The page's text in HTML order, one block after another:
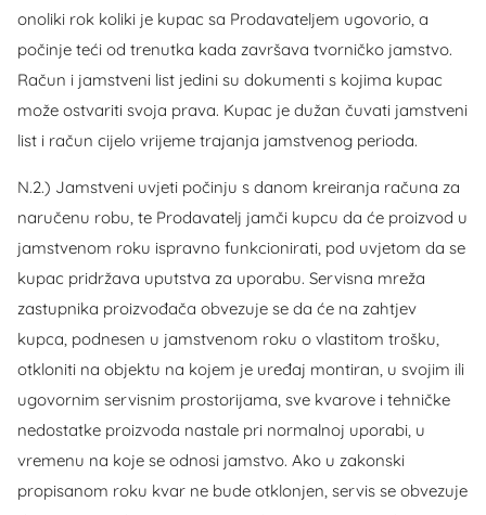
onoliki rok koliki je kupac sa Prodavateljem ugovorio, a
počinje teći od trenutka kada završava tvorničko jamstvo.
Račun i jamstveni list jedini su dokumenti s kojima kupac
može ostvariti svoja prava. Kupac je dužan čuvati jamstveni
list i račun cijelo vrijeme trajanja jamstvenog perioda.
N.2.) Jamstveni uvjeti počinju s danom kreiranja računa za
naručenu robu, te Prodavatelj jamči kupcu da će proizvod u
jamstvenom roku ispravno funkcionirati, pod uvjetom da se
kupac pridržava uputstva za uporabu. Servisna mreža
zastupnika proizvođača obvezuje se da će na zahtjev
kupca, podnesen u jamstvenom roku o vlastitom trošku,
otkloniti na objektu na kojem je uređaj montiran, u svojim ili
ugovornim servisnim prostorijama, sve kvarove i tehničke
nedostatke proizvoda nastale pri normalnoj uporabi, u
vremenu na koje se odnosi jamstvo. Ako u zakonski
propisanom roku kvar ne bude otklonjen, servis se obvezuje